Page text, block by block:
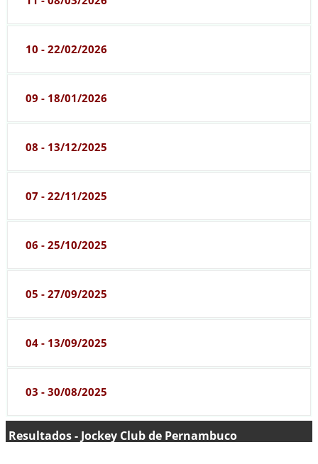
10 - 22/02/2026
09 - 18/01/2026
08 - 13/12/2025
07 - 22/11/2025
06 - 25/10/2025
05 - 27/09/2025
04 - 13/09/2025
03 - 30/08/2025
Resultados - Jockey Club de Pernambuco